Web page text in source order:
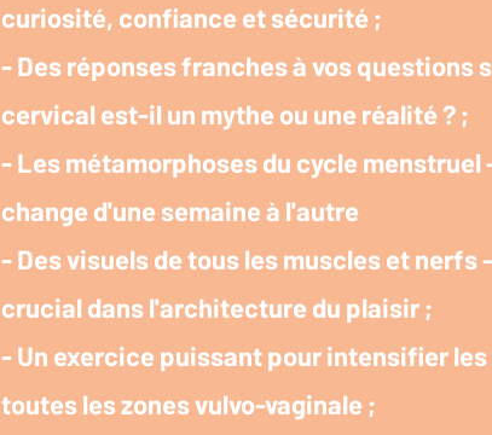
curiosité, confiance et sécurité ;
- Des réponses franches à vos questions
cervical est-il un mythe ou une réalité ? ;
- Les métamorphoses du cycle
change d'une semaine à l'autre
- Des visuels de tous les muscles et
crucial dans l'architecture du plaisir ;
- Un exercice puissant pour intensifier
toutes les zones vulvo-vaginale ;